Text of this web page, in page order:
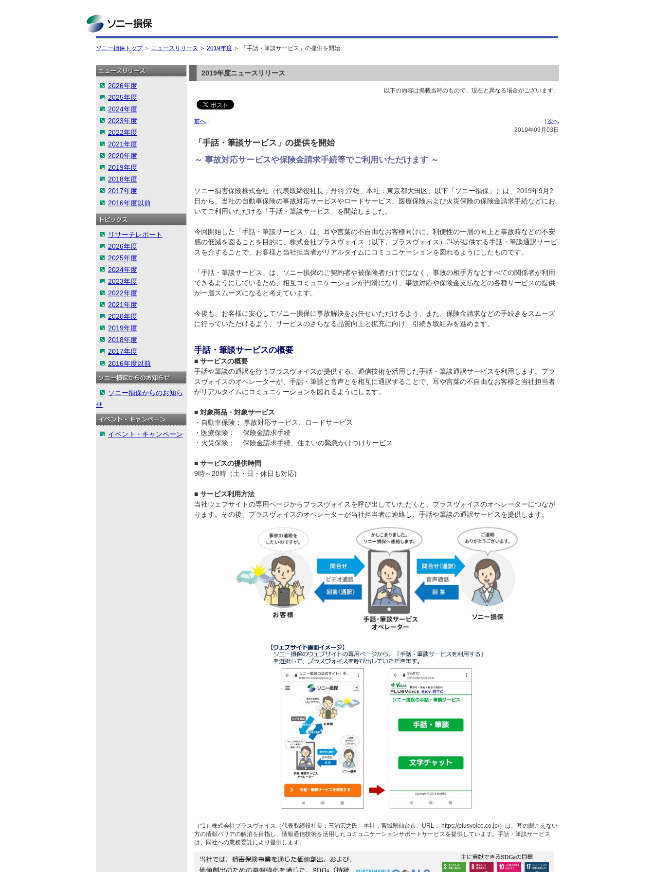
ソニー損保トップ＞ ニュースリリース ＞ 2019年度 ＞ 「手話・筆談サービス」の提供を開始
2026年度
2025年度
2024年度
2023年度
2022年度
2021年度
2020年度
2019年度
2018年度
2017年度
2016年度以前
リサーチレポート
2026年度
2025年度
2024年度
2023年度
2022年度
2021年度
2020年度
2019年度
2018年度
2017年度
2016年度以前
ソニー損保からのお知ら
せ
イベント・キャンペーン
2019年度ニュースリリース
以下の内容は掲載当時のもので、現在と異なる場合がございます。
前へ
次へ
2019年09月03日
「手話・筆談サービス」の提供を開始
～ 事故対応サービスや保険金請求手続等でご利用いただけます ～
ソニー損害保険株式会社（代表取締役社長：丹羽 淳雄、本社：東京都大田区、以下「ソニー損保」）は、2019年9月2
日から、当社の自動車保険の事故対応サービスやロードサービス、医療保険および火災保険の保険金請求手続などにお
いてご利用いただける「手話・筆談サービス」を開始しました。
今回開始した「手話・筆談サービス」は、耳や言葉の不自由なお客様向けに、利便性の一層の向上と事故時などの不安
感の低減を図ることを目的に、株式会社プラスヴォイス（以下、プラスヴォイス）
(*1)が提供する手話・筆談通訳サービ
スを介することで、お客様と当社担当者がリアルタイムにコミュニケーションを図れるようにしたものです。
「手話・筆談サービス」は、ソニー損保のご契約者や被保険者だけではなく、事故の相手方などすべての関係者が利用
できるようにしているため、相互コミュニケーションが円滑になり、事故対応や保険金支払などの各種サービスの提供
が一層スムーズになると考えています。
今後も、お客様に安心してソニー損保に事故解決をお任せいただけるよう、また、保険金請求などの手続きをスムーズ
に行っていただけるよう、サービスのさらなる品質向上と拡充に向け、引続き取組みを進めます。
手話・筆談サービスの概要
■ サービスの概要
手話や筆談の通訳を行うプラスヴォイスが提供する、通信技術を活用した手話・筆談通訳サービスを利用します。プラ
スヴォイスのオペレーターが、手話・筆談と音声とを相互に通訳することで、耳や言葉の不自由なお客様と当社担当者
がリアルタイムにコミュニケーションを図れるようにします。
■ 対象商品・対象サービス
・自動車保険： 事故対応サービス、ロードサービス
・医療保険： 保険金請求手続
・火災保険： 保険金請求手続、住まいの緊急かけつけサービス
■ サービスの提供時間
9時～20時（土・日・休日も対応)
■ サービス利用方法
当社ウェブサイトの専用ページからプラスヴォイスを呼び出していただくと、プラスヴォイスのオペレーターにつなが
ります。その後、プラスヴォイスのオペレーターが当社担当者に連絡し、手話や筆談の通訳サービスを提供します。
（*1）株式会社プラスヴォイス（代表取締役社長：三浦宏之氏、本社：宮城県仙台市、URL： https://plusvoice.co.jp/）は、耳の聞こえない
方の情報バリアの解消を目指し、情報通信技術を活用したコミュニケーションサポートサービスを提供しています。手話・筆談サービス
は、同社への業務委託により提供します。